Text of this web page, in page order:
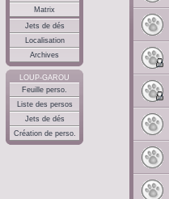
Matrix
Jets de dés
Localisation
Archives
LOUP-GAROU
Feuille perso.
Liste des persos
Jets de dés
Création de perso.